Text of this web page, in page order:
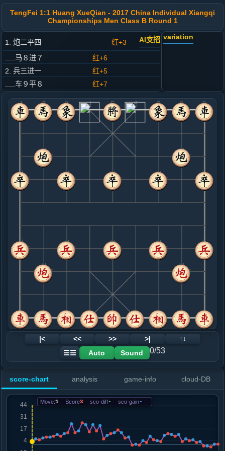
TengFei 1:1 Huang XueQian - 2017 China Individual Xiangqi
Championships Men Class B Round 1
1. 炮二平四 红+3 AI支招
.....马８进７
红+6
2. 兵三进一
红+5
.....车９平８
红+7
3. 马二进三
红+8
.....卒３进１
红+8
4. 车一平二
红+9
.....马２进３
红+11
5. 马八进七
红+9
.....象７进５
6. 车九进一
红+13
.....砲２平１
红+23
车１进１
7. 车二进六
红+13
8. 车九平六
红+24
.....车２进５
红+22
砲８退１
9. 兵七进一
红+14
.....车２退１
10. 兵七进一
红+15
.....车２平３
红+21
红+6
马七进六
.....卒７进１
红+10
12. 兵三进一
红+12
红+13
13. 马三进四
红+16
.....马７退８
红+8
15. 炮八进一
.....马８进７
红+0
16. 车六进五
黑+1
马七进八
variation
|< << >> >|
↑↓
☰☰
Auto Sound 0/53
score-chart analysis game-info cloud-DB
Move:1 Score3 sco-diff- sco-gain-